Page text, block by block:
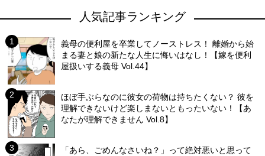
人気記事ランキング
義母の便利屋を卒業してノーストレス！ 離婚から始
まる妻と娘の新たな人生に悔いはなし！【嫁を便利
屋扱いする義母 Vol.44】
ほぼ手ぶらなのに彼女の荷物は持ちたくない？ 彼を
理解できないけど楽しまないともったいない！【あ
なたが理解できません Vol.8】
「あら、ごめんなさいね？」って絶対悪いと思って